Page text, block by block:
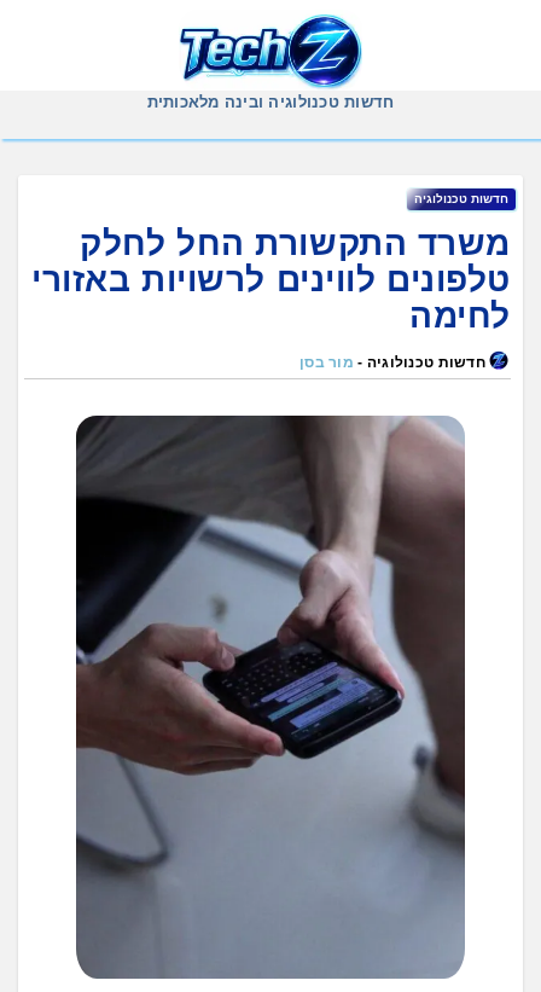
חדשות טכנולוגיה ובינה מלאכותית
חדשות טכנולוגיה
משרד התקשורת החל לחלק
טלפונים לווינים לרשויות באזורי
לחימה
חדשות טכנולוגיה - מור בסן